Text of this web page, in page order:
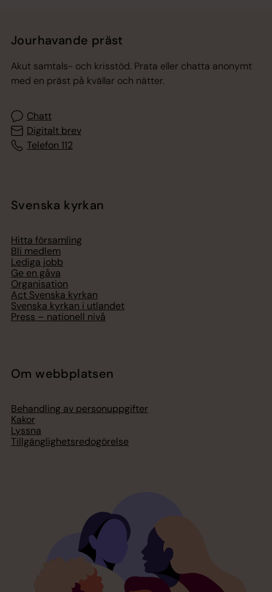
Jourhavande präst
Akut samtals- och krisstöd. Prata eller chatta anonymt
med en präst på kvällar och nätter.
Chatt
Digitalt brev
Telefon 112
Svenska kyrkan
Hitta församling
Bli medlem
Lediga jobb
Ge en gåva
Organisation
Act Svenska kyrkan
Svenska kyrkan i utlandet
Press – nationell nivå
Om webbplatsen
Behandling av personuppgifter
Kakor
Lyssna
Tillgänglighetsredogörelse